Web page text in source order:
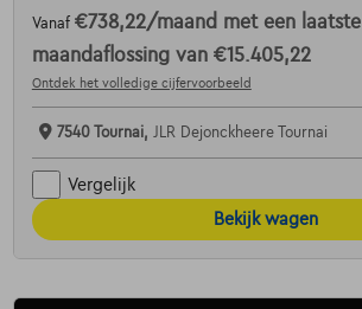
Vanaf €738,22/maand met een laatste
maandaflossing van €15.405,22
Ontdek het volledige cijfervoorbeeld
7540 Tournai, JLR Dejonckheere Tournai
Vergelijk
Bekijk wagen